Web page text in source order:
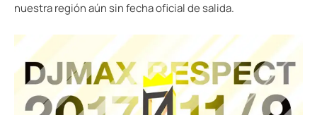
nuestra región aún sin fecha oficial de salida.